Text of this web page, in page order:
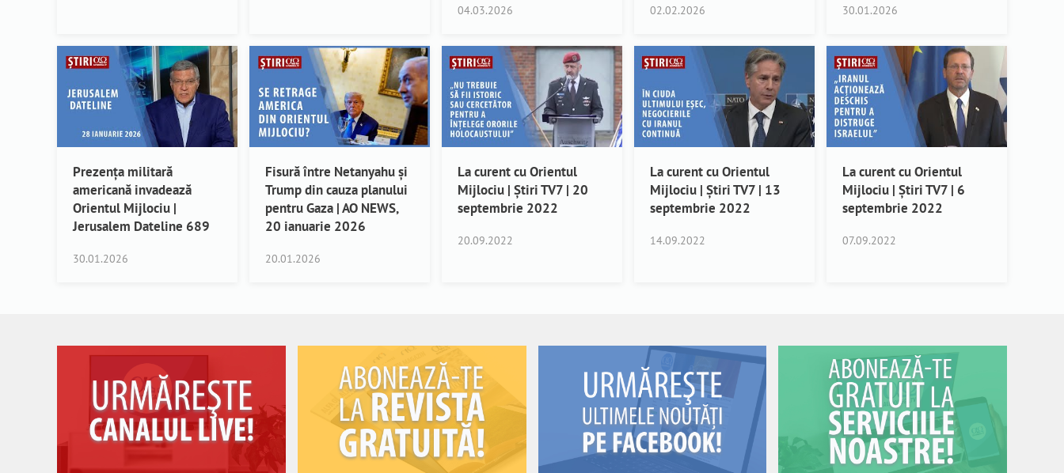
04.03.2026 02.02.2026 30.01.2026
Prezența militară
americană invadează
Orientul Mijlociu |
Jerusalem Dateline 689
30.01.2026
Fisură între Netanyahu și
Trump din cauza planului
pentru Gaza | AO NEWS,
20 ianuarie 2026
20.01.2026
La curent cu Orientul
Mijlociu | Știri TV7 | 20
septembrie 2022
20.09.2022
La curent cu Orientul
Mijlociu | Știri TV7 | 13
septembrie 2022
14.09.2022
La curent cu Orientul
Mijlociu | Știri TV7 | 6
septembrie 2022
07.09.2022